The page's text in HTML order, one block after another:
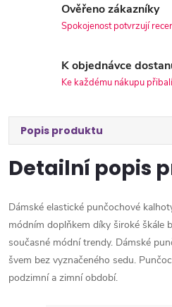
Ověřeno zákazníky
Spokojenost potvrzují
K objednávce
Ke každému nákupu
Popis produktu
Detailní popis
Dámské elastické punčochové
módním doplňkem díky široké škále
současné módní trendy. Dámské
švem bez vyznačeného sedu.
podzimní a zimní období.